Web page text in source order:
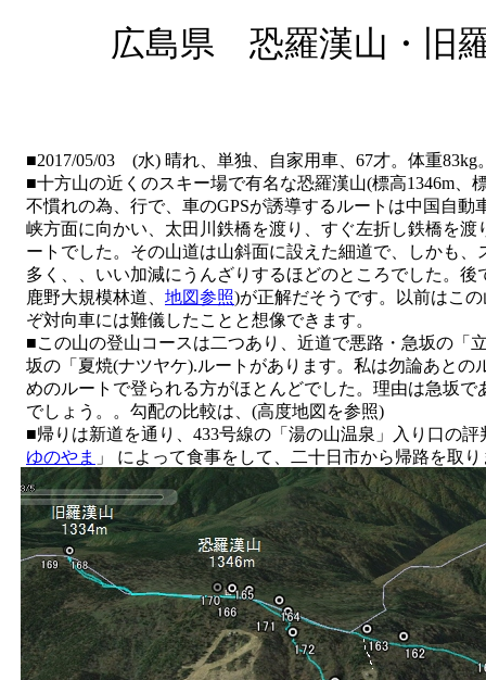
広島県 恐羅漢山・旧
■2017/05/03 (水) 晴れ、単独、自家用車、67才。体重83kg
■十方山の近くのスキー場で有名な恐羅漢山(標高1346m、
不慣れの為、行で、車のGPSが誘導するルートは中国自動
峡方面に向かい、太田川鉄橋を渡り、すぐ左折し鉄橋を渡
ートでした。その山道は山斜面に設えた細道で、しかも
多く、、いい加減にうんざりするほどのところでした。
鹿野大規模林道、 地図参照)が正解だそうです。以前はこ
ぞ対向車には難儀したことと想像できます。
■この山の登山コースは二つあり、近道で悪路・急坂の「
坂の「夏焼(ナツヤケ).ルートがあります。私は勿論あとの
めのルートで登られる方がほとんどでした。理由は急坂で
でしょう。。勾配の比較は、(高度地図を参照)
■帰りは新道を通り、433号線の「湯の山温泉」入り口の評
ゆのやま 」 によって食事をして、二十日市から帰路を取
の道順で、戸河内から303号線へ(間違え、41線が正しい)
田百選「下井仁の棚田」を発見しました。最下記に画像が